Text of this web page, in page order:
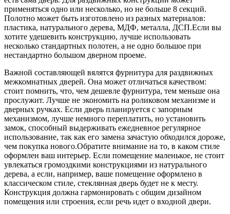
применяться одно или несколько, но не больше 8 секций.
Полотно может быть изготовлено из разных материалов:
пластика, натурального дерева, МДФ, металла, ДСП.Если вы
хотите удешевить конструкцию, лучше использовать
несколько стандартных полотен, а не одно большое при
нестандартно большом дверном проеме.
Важной составляющей вялятся фурнитура для раздвижных
межкомнатных дверей. Она может отличаться качеством:
стоит помнить, что, чем дешевле фурнитура, тем меньше она
прослужит. Лучше не экономить на роликовом механизме и
дверных ручках. Если дверь планируется с запорным
механизмом, лучше немного переплатить, но установить
замок, способный выдерживать ежедневное регулярное
использование, так как его замена зачастую обходился дороже,
чем покупка нового.Обратите внимание на то, в каком стиле
оформлен ваш интерьер. Если помещение маленькое, не стоит
увлекаться громоздкими конструкциями из натурального
дерева, а если, например, ваше помещение оформлено в
классическом стиле, стеклянная дверь будет не к месту.
Конструкция должна гармонировать с общим дизайном
помещения или строения, если речь идет о входной двери.